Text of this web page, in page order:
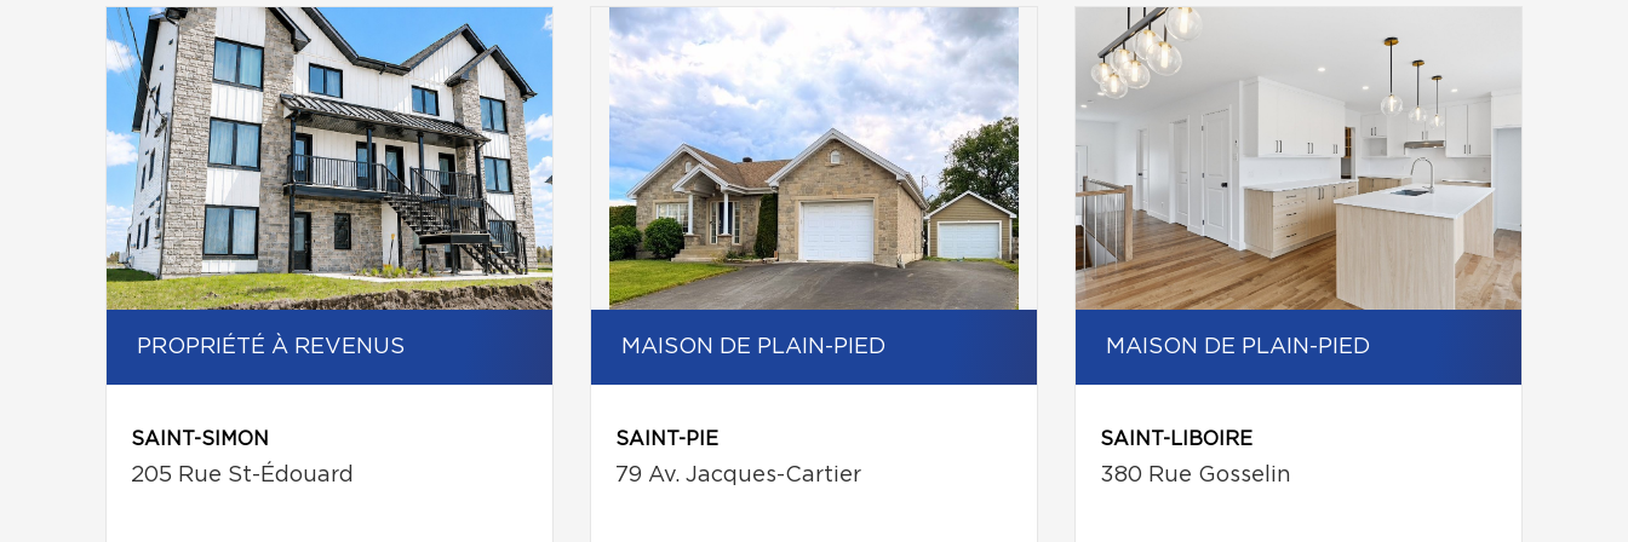
PROPRIÉTÉ À REVENUS
SAINT-SIMON
205 Rue St-Édouard
MAISON DE PLAIN-PIED
SAINT-PIE
79 Av. Jacques-Cartier
MAISON DE PLAIN-PIED
SAINT-LIBOIRE
380 Rue Gosselin